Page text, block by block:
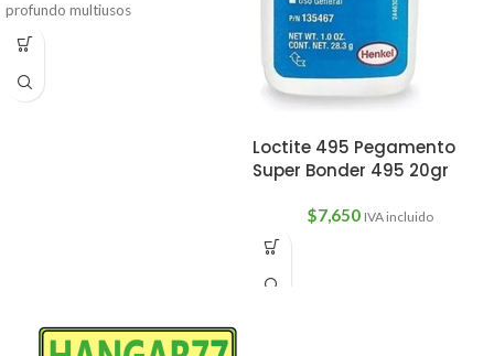
profundo multiusos
Descripción:Características:
3unColor:1 un negro1
Loctite 495 Pegamento
Super Bonder 495 20gr
$7,650 IVA incluido